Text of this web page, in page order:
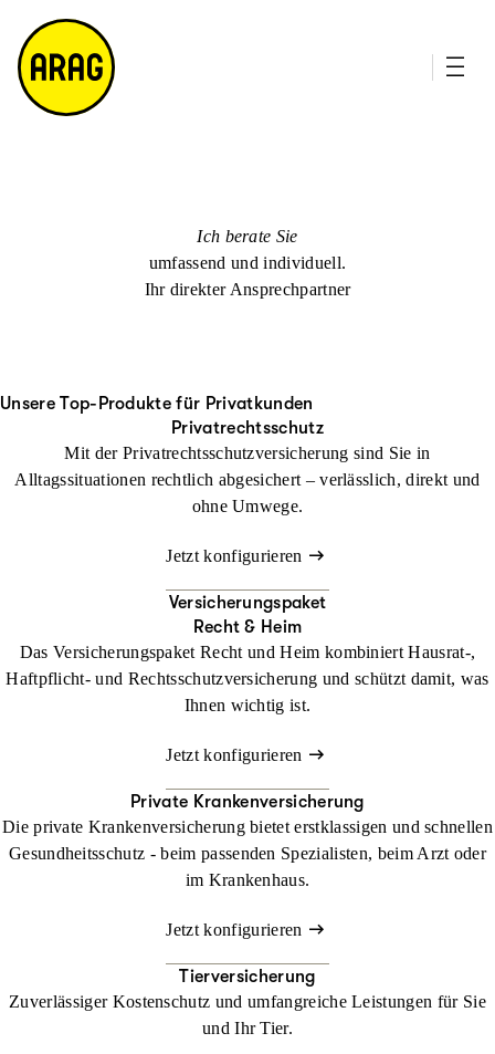
m
a
p
Ich berate Sie
umfassend und individuell.
Ihr direkter Ansprechpartner
Unsere Top-Produkte für Privatkunden
Privatrechtsschutz
Mit der Privatrechtsschutzversicherung sind Sie in
Alltagssituationen rechtlich abgesichert – verlässlich, direkt und
ohne Umwege.
Jetzt konfigurieren
Versicherungspaket
Recht & Heim
Das Versicherungspaket Recht und Heim kombiniert Hausrat-,
Haftpflicht- und Rechtsschutzversicherung und schützt damit, was
Ihnen wichtig ist.
Jetzt konfigurieren
Private Krankenversicherung
Die private Krankenversicherung bietet erstklassigen und schnellen
Gesundheitsschutz - beim passenden Spezialisten, beim Arzt oder
im Krankenhaus.
Jetzt konfigurieren
Tierversicherung
Zuverlässiger Kostenschutz und umfangreiche Leistungen für Sie
und Ihr Tier.